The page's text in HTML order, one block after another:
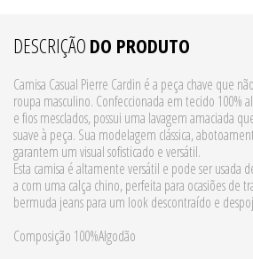
DESCRIÇÃO DO PRODUTO
Camisa Casual Pierre Cardin é a peça chave que
roupa masculino. Confeccionada em tecido 100%
e fios mesclados, possui uma lavagem amaciada
suave à peça. Sua modelagem clássica,
garantem um visual sofisticado e versátil.
Esta camisa é altamente versátil e pode ser usada
a com uma calça chino, perfeita para ocasiões de
bermuda jeans para um look descontraído e
Composição 100%Algodão